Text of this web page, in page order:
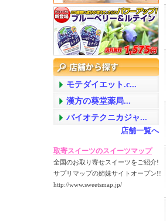
モテダイエット.c...
漢方の葵堂薬局...
バイオテクニカジャ...
店舗一覧へ
取寄スイーツのスイーツマップ
全国のお取り寄せスイーツをご紹介!
サプリマップの姉妹サイトオープン!!
http://www.sweetsmap.jp/